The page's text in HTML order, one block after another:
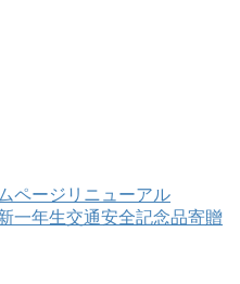
ページリニューアル
一年生交通安全記念品寄贈